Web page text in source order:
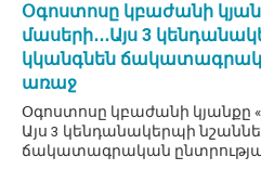
Օգոստոսը կբաժանի
մասերի․․․Այս 3
կկանգնեն
առաջ
Օգոստոսը կբաժանի կյանքը
Այս 3 կենդանակերպի
ճակատագրական